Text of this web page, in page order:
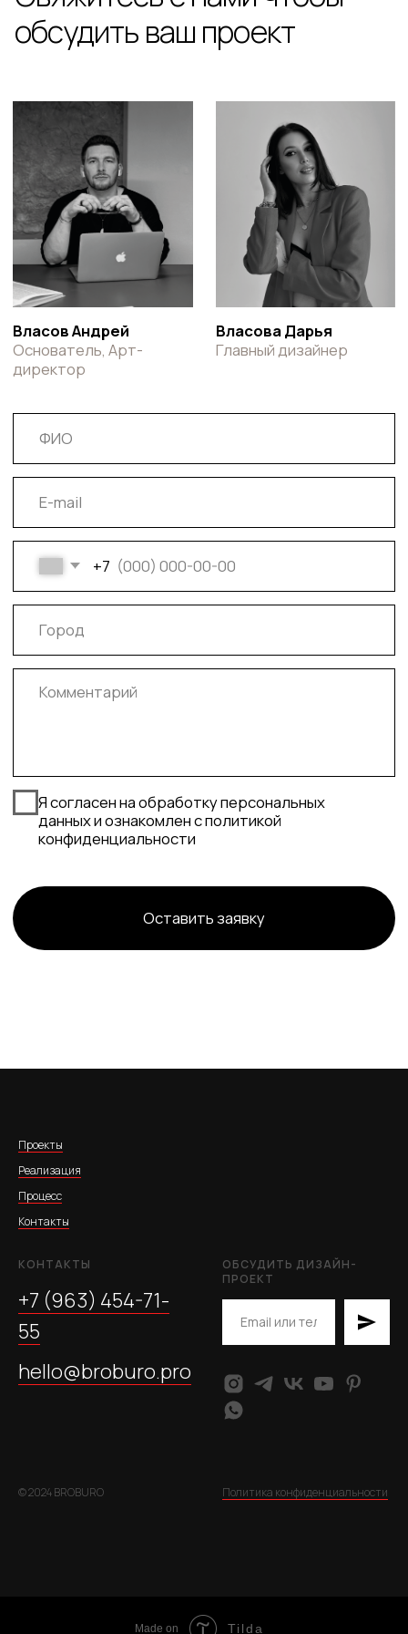
Проекты
Реализация
Процесс
Контакты
КОНТАКТЫ
+7 (963) 454-71-
55
hello@broburo.pro
ОБСУДИТЬ ДИЗАЙН-
ПРОЕКТ
© 2024 BROBURO Политика конфиденциальности
Made on Tilda